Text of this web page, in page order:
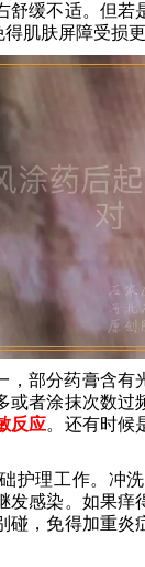
缓不适。但
肌肤屏障受损更
部分药膏含
或者涂抹次数
反应。还有时候
护理工作。冲
感染。如果
，免得加重